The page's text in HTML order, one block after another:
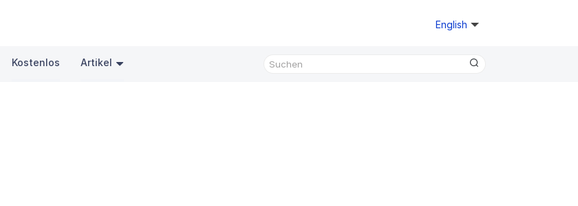
English
Kostenlos Artikel